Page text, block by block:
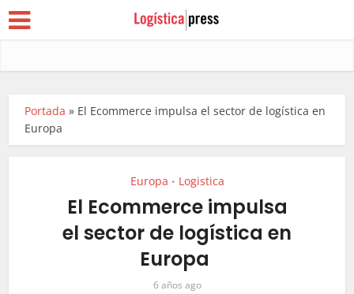
Portada » El Ecommerce impulsa el sector de logística en
Europa
Europa • Logistica
El Ecommerce impulsa
el sector de logística en
Europa
6 años ago